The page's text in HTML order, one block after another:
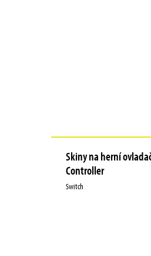
Skiny na herní
Controller
Switch